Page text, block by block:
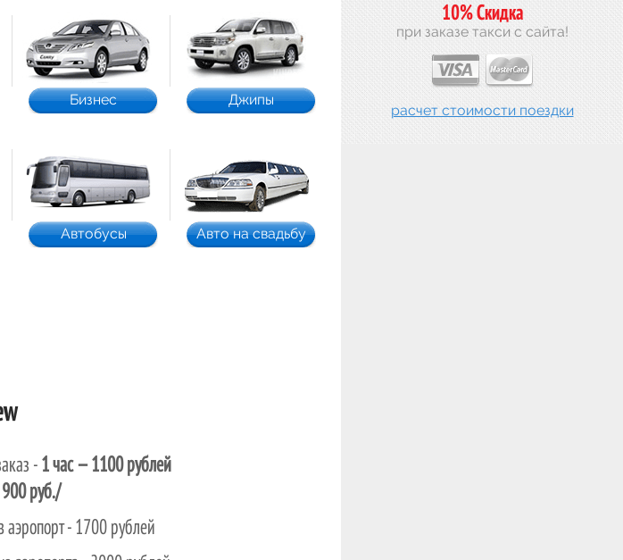
10% Скидка
при заказе такси с сайта!
расчет стоимости поездки
Бизнес Джипы
Автобусы Авто на свадьбу
- 1 час— 1100 рублей
900 руб./
аэропорт - 1700 рублей